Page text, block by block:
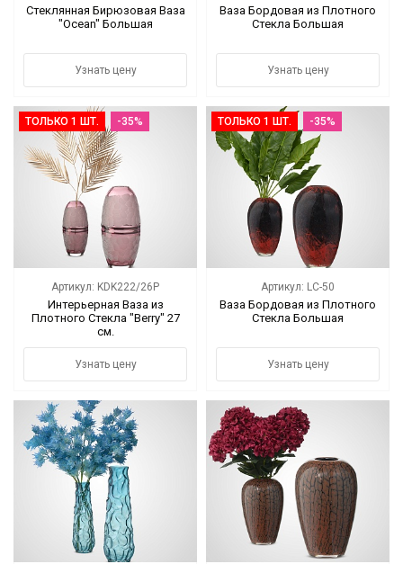
Стеклянная Бирюзовая Ваза
"Ocean" Большая
Узнать цену
Ваза Бордовая из Плотного
Стекла Большая
Узнать цену
ТОЛЬКО 1 ШТ. -35%
Артикул: KDK222/26P
Интерьерная Ваза из
Плотного Стекла "Berry" 27
см.
Узнать цену
ТОЛЬКО 1 ШТ. -35%
Артикул: LC-50
Ваза Бордовая из Плотного
Стекла Большая
Узнать цену